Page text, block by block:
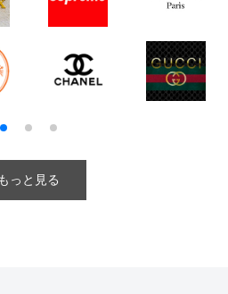
もっと見る